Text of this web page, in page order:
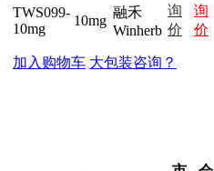
TWS099-
10mg
10mg
融禾
Winherb
询
价
询
价
加入购物车 大包装咨询？